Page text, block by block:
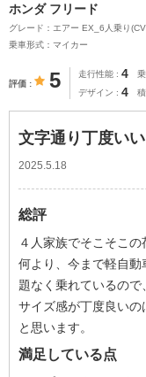
ホンダ フリード
グレード：エアー EX_6人乗り
乗車形式：マイカー
評価 5 走行性能 4
デザイン 4
文字通り丁度い
2025.5.18
総評
４人家族でそこそこの
何より、今まで軽自動
題なく乗れているので、
サイズ感が丁度良い
と思います。
満足している点